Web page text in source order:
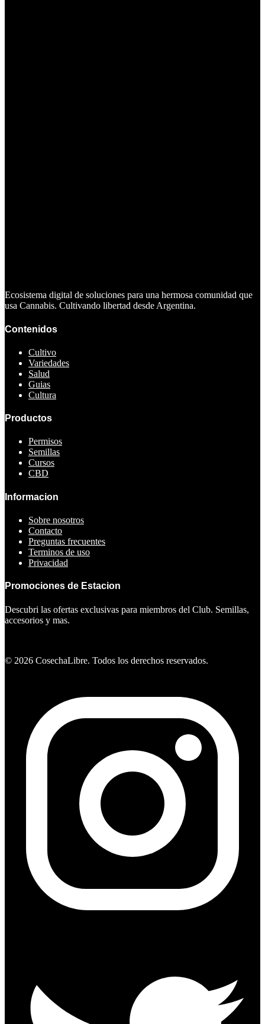
Ecosistema digital de soluciones para una hermosa comunidad que
usa Cannabis. Cultivando libertad desde Argentina.
Contenidos
Cultivo
Variedades
Salud
Guias
Cultura
Productos
Permisos
Semillas
Cursos
CBD
Informacion
Sobre nosotros
Contacto
Preguntas frecuentes
Terminos de uso
Privacidad
Promociones de Estacion
Descubri las ofertas exclusivas para miembros del Club. Semillas,
accesorios y mas.
© 2026 CosechaLibre. Todos los derechos reservados.